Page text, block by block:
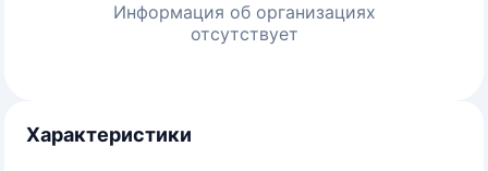
Информация об организациях
отсутствует
Характеристики